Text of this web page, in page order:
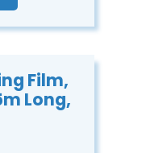
Film,
Long,